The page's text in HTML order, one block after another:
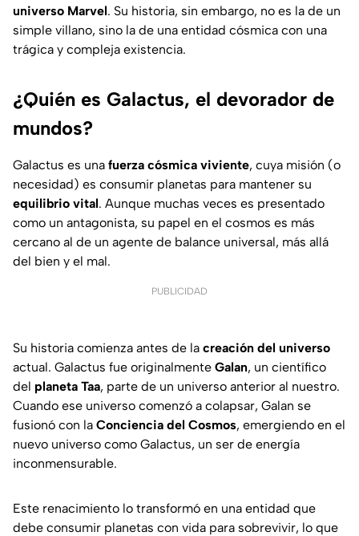
universo Marvel. Su historia, sin embargo, no es la de un
simple villano, sino la de una entidad cósmica con una
trágica y compleja existencia.
¿Quién es Galactus, el devorador de
mundos?
Galactus es una fuerza cósmica viviente, cuya misión (o
necesidad) es consumir planetas para mantener su
equilibrio vital. Aunque muchas veces es presentado
como un antagonista, su papel en el cosmos es más
cercano al de un agente de balance universal, más allá
del bien y el mal.
PUBLICIDAD
Su historia comienza antes de la creación del universo
actual. Galactus fue originalmente Galan, un científico
del planeta Taa, parte de un universo anterior al nuestro.
Cuando ese universo comenzó a colapsar, Galan se
fusionó con la Conciencia del Cosmos, emergiendo en el
nuevo universo como Galactus, un ser de energía
inconmensurable.
Este renacimiento lo transformó en una entidad que
debe consumir planetas con vida para sobrevivir, lo que